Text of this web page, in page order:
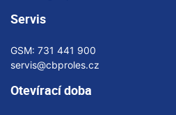
Servis
GSM: 731 441 900
servis@cbproles.cz
Otevírací doba